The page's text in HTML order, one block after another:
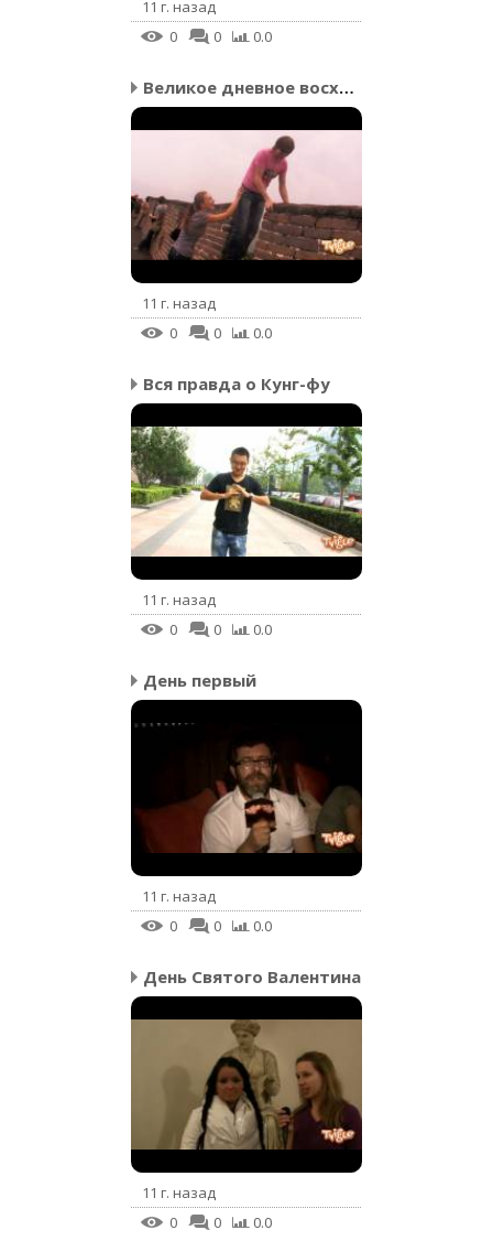
11 г. назад
0
0 0.0
Великое дневное восхожд...
11 г. назад
0
0 0.0
Вся правда о Кунг-фу
11 г. назад
0
0 0.0
День первый
11 г. назад
0
0 0.0
День Святого Валентина
11 г. назад
0
0 0.0